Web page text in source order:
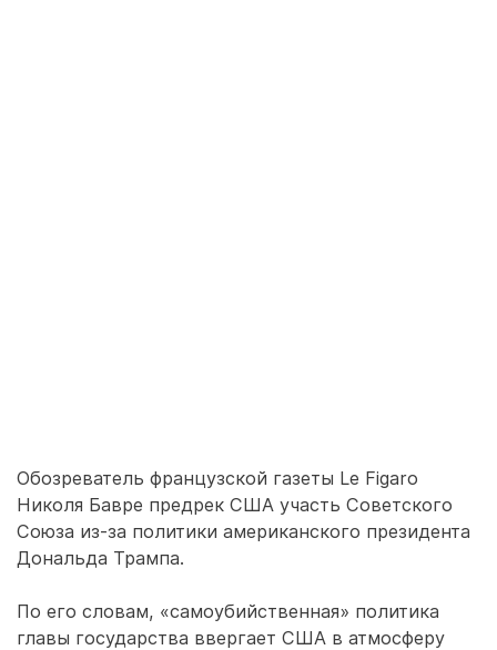
Обозреватель французской газеты Le Figaro
Николя Бавре предрек США участь Советского
Союза из-за политики американского президента
Дональда Трампа.
По его словам, «самоубийственная» политика
главы государства ввергает США в атмосферу